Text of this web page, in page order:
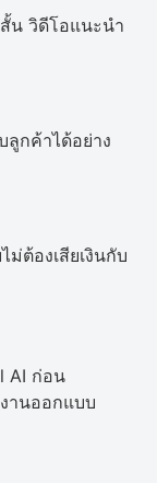
น วิดีโอแนะนำ
กค้าได้อย่าง
ต้องเสียเงินกับ
AI ก่อน
านออกแบบ